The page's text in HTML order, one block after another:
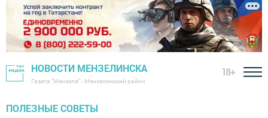
НОВОСТИ МЕНЗЕЛИНСКА
Газета "Мензеля" - Мензелинский район
18+
ПОЛЕЗНЫЕ СОВЕТЫ